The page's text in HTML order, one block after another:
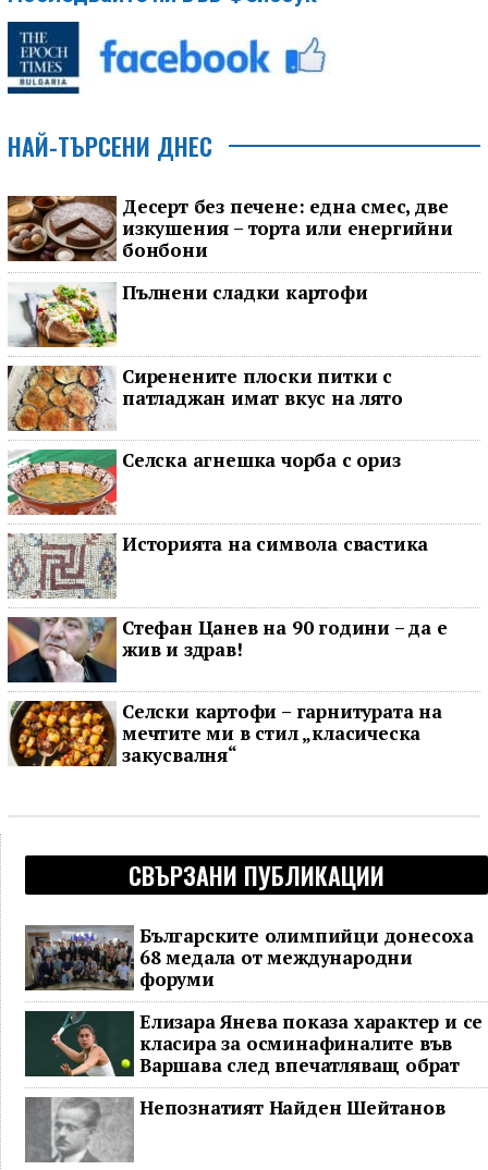
НАЙ-ТЪРСЕНИ ДНЕС
Десерт без печене: една смес, две
изкушения – торта или енергийни
бонбони
Пълнени сладки картофи
Сиренените плоски питки с
патладжан имат вкус на лято
Селска агнешка чорба с ориз
Историята на символа свастика
Стефан Цанев на 90 години – да е
жив и здрав!
Селски картофи – гарнитурата на
мечтите ми в стил „класическа
закусвалня“
СВЪРЗАНИ ПУБЛИКАЦИИ
Българските олимпийци донесоха
68 медала от международни
форуми
Елизара Янева показа характер и се
класира за осминафиналите във
Варшава след впечатляващ обрат
Непознатият Найден Шейтанов